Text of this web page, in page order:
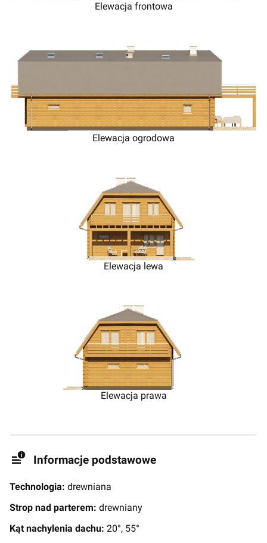
Elewacja frontowa
Elewacja ogrodowa
Elewacja lewa
Elewacja prawa
Informacje podstawowe
Technologia: drewniana
Strop nad parterem: drewniany
Kąt nachylenia dachu: 20°, 55°